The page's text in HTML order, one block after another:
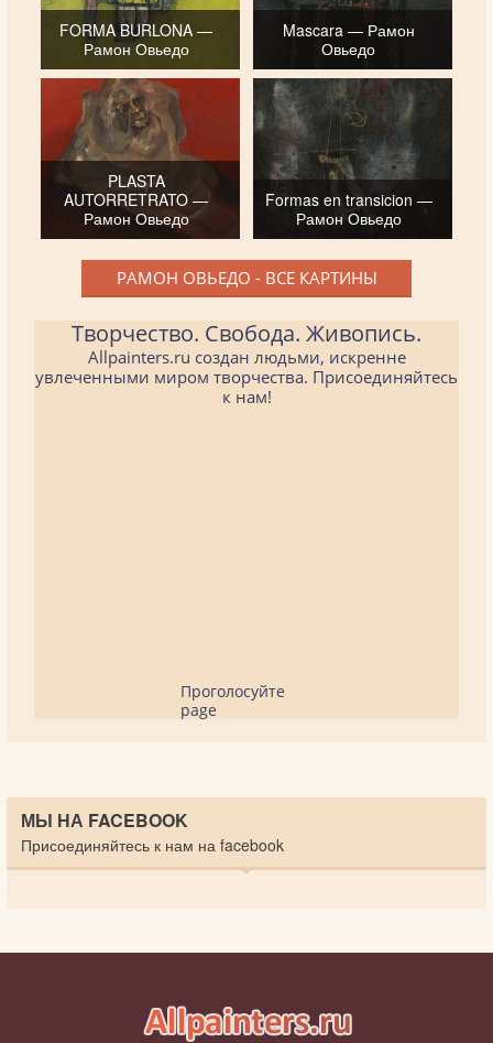
FORMA BURLONA —
Рамон Овьедо
Mascara — Рамон
Овьедо
PLASTA
AUTORRETRATO —
Рамон Овьедо
Formas en transicion —
Рамон Овьедо
РАМОН ОВЬЕДО - ВСЕ КАРТИНЫ
Творчество. Свобода. Живопись.
Allpainters.ru создан людьми, искренне
увлеченными миром творчества. Присоединяйтесь
к нам!
Проголосуйте
page
МЫ НА FACEBOOK
Присоединяйтесь к нам на facebook